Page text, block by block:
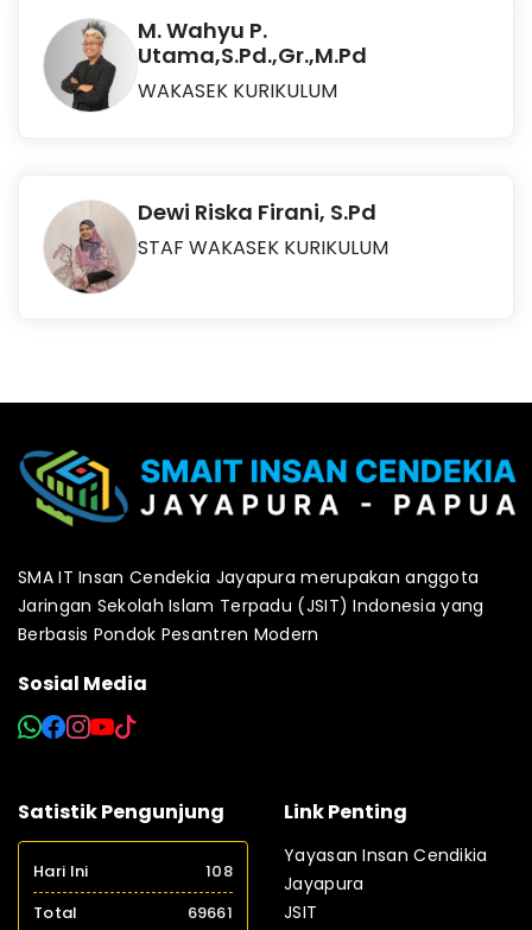
M. Wahyu P.
Utama,S.Pd.,Gr.,M.Pd
WAKASEK KURIKULUM
Dewi Riska Firani, S.Pd
STAF WAKASEK KURIKULUM
SMA IT Insan Cendekia Jayapura merupakan anggota
Jaringan Sekolah Islam Terpadu (JSIT) Indonesia yang
Berbasis Pondok Pesantren Modern
Sosial Media
Satistik Pengunjung
Hari Ini
108
Total
69661
Link Penting
Yayasan Insan Cendikia
Jayapura
JSIT